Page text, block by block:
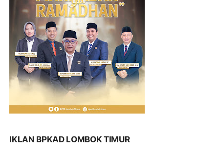
IKLAN BPKAD LOMBOK TIMUR